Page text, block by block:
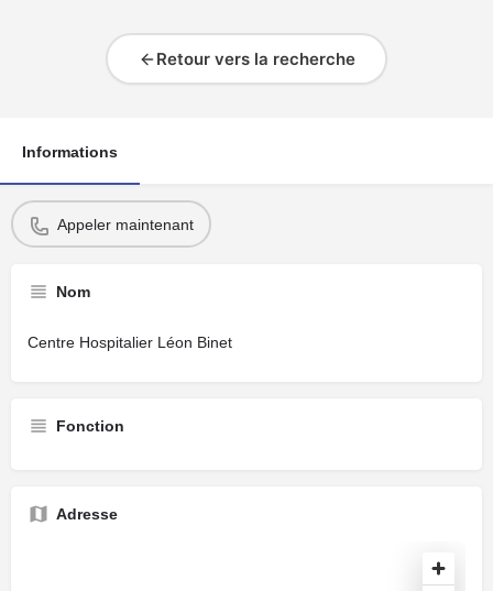
Retour vers la recherche
Informations
Appeler maintenant
Nom
Centre Hospitalier Léon Binet
Fonction
Adresse